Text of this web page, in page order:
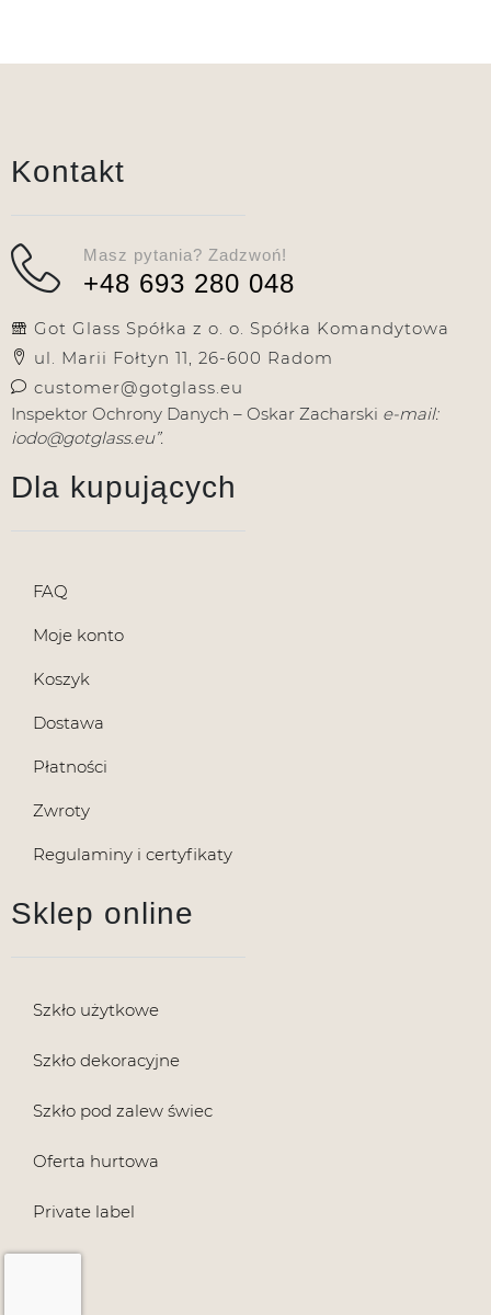
Kontakt
Masz pytania? Zadzwoń!
+48 693 280 048
Got Glass Spółka z o. o. Spółka Komandytowa
ul. Marii Fołtyn 11, 26-600 Radom
customer@gotglass.eu
Inspektor Ochrony Danych – Oskar Zacharski e-mail:
iodo@gotglass.eu”.
Dla kupujących
FAQ
Moje konto
Koszyk
Dostawa
Płatności
Zwroty
Regulaminy i certyfikaty
Sklep online
Szkło użytkowe
Szkło dekoracyjne
Szkło pod zalew świec
Oferta hurtowa
Private label